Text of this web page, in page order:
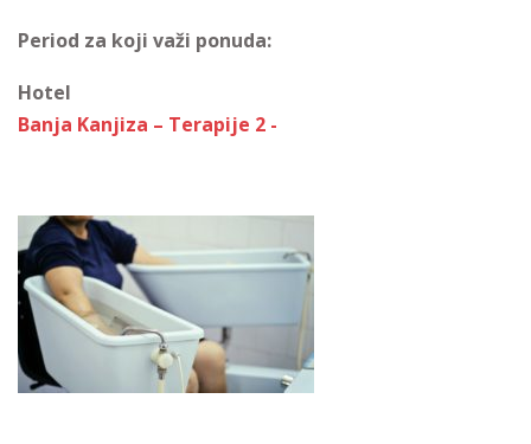
Period za koji važi ponuda:
Hotel
Banja Kanjiza – Terapije 2 -